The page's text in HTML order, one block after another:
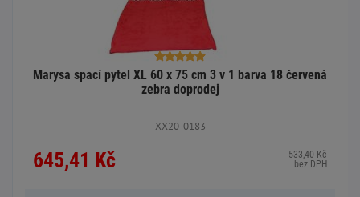
Marysa spací pytel XL 60 x 75 cm 3 v 1 barva 18 červená
zebra doprodej
XX20-0183
645,41 Kč
533,40 Kč
bez DPH